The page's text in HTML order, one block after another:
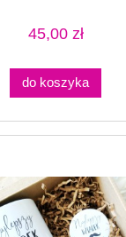
45,00 zł
do koszyka